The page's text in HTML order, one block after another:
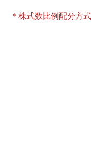
＊株式数比例配分方